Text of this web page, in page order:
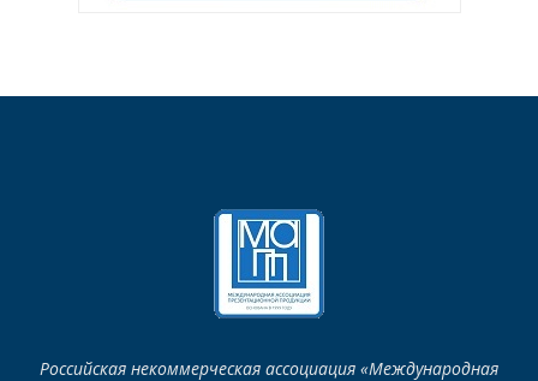
Российская некоммерческая ассоциация «Международная